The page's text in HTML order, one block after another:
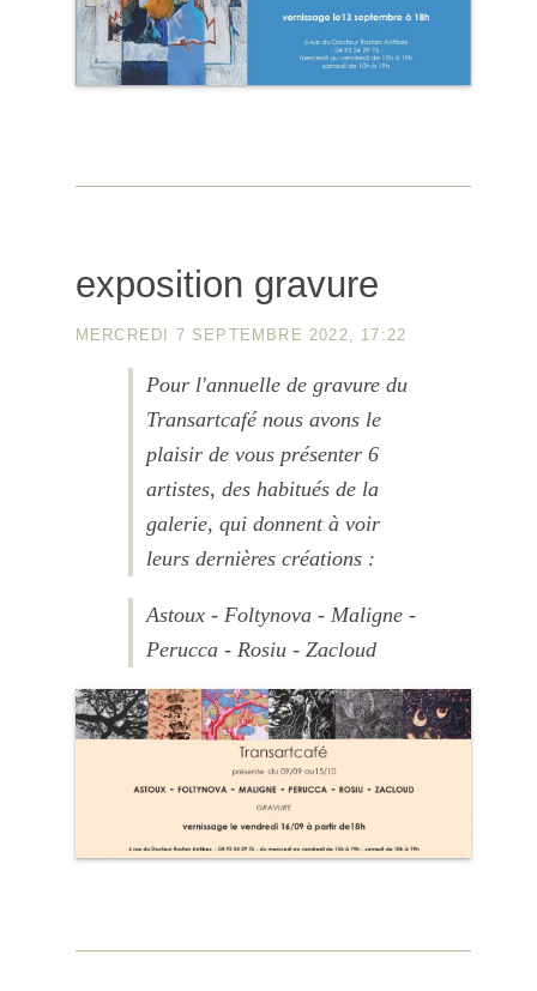
exposition gravure
MERCREDI 7 SEPTEMBRE 2022, 17:22
Pour l'annuelle de gravure du
Transartcafé nous avons le
plaisir de vous présenter 6
artistes, des habitués de la
galerie, qui donnent à voir
leurs dernières créations :
Astoux - Foltynova - Maligne -
Perucca - Rosiu - Zacloud